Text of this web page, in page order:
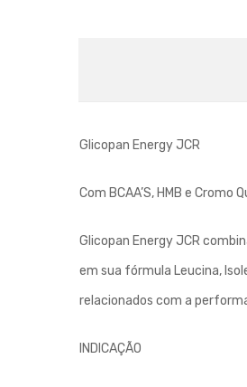
Glicopan Energy JCR
Com BCAA’S, HMB e Cromo
Glicopan Energy JCR
em sua fórmula Leucina,
relacionados com a
INDICAÇÃO